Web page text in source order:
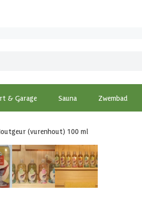
& Garage Sauna Zwembad
(vurenhout) 100 ml